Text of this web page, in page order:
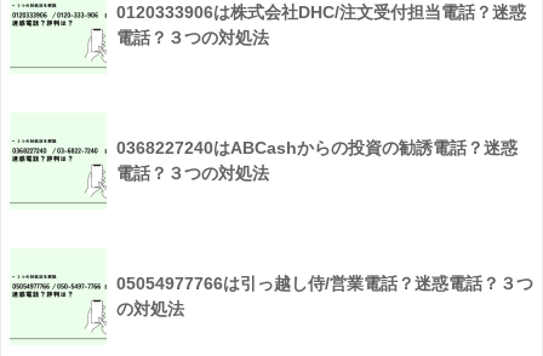
0120333906は株式会社DHC/注文受付担当電話？迷惑
電話？３つの対処法
0368227240はABCashからの投資の勧誘電話？迷惑
電話？３つの対処法
05054977766は引っ越し侍/営業電話？迷惑電話？３つ
の対処法